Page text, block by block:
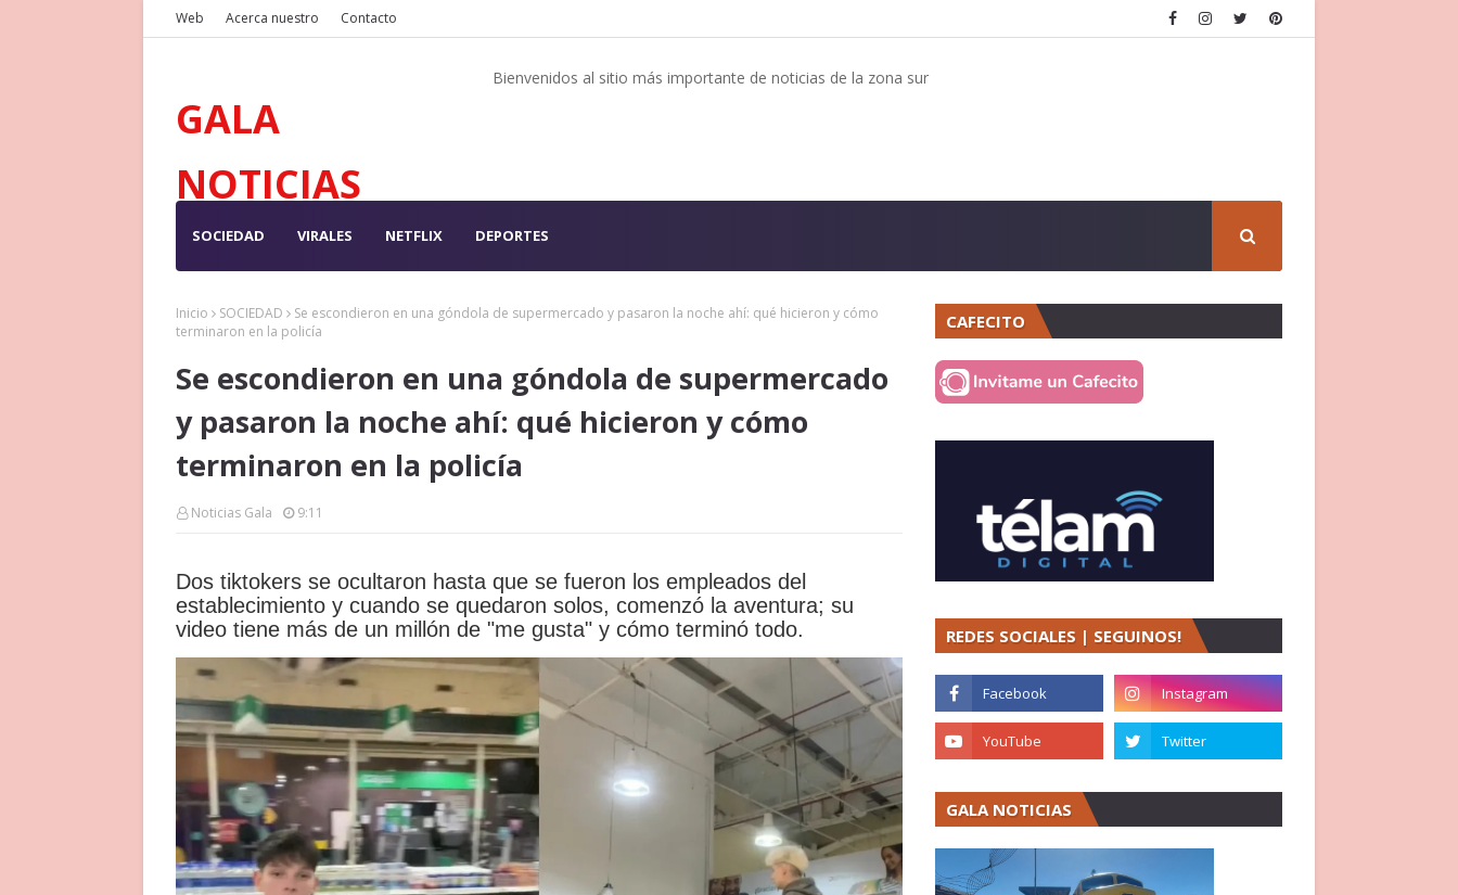
Web Acerca nuestro Contacto
GALA
NOTICIAS
Bienvenidos al sitio más importante de noticias de la zona sur
SOCIEDAD VIRALES NETFLIX DEPORTES
Inicio SOCIEDAD
Se escondieron en una góndola de supermercado y pasaron la noche ahí: qué hicieron y cómo
terminaron en la policía
Se escondieron en una góndola de supermercado
y pasaron la noche ahí: qué hicieron y cómo
terminaron en la policía
Noticias Gala 9:11
Dos tiktokers se ocultaron hasta que se fueron los empleados del
establecimiento y cuando se quedaron solos, comenzó la aventura; su
video tiene más de un millón de "me gusta" y cómo terminó todo.
CAFECITO
REDES SOCIALES | SEGUINOS!
GALA NOTICIAS